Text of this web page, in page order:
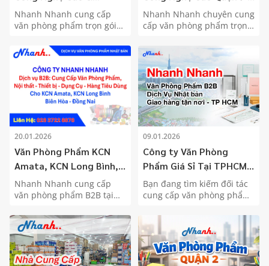
Phường Long Bình (Quận
9)
Nhanh Nhanh cung cấp
văn phòng phẩm trọn gói
Phường Long Bình, TP. Thủ
Đức. Dịch vụ Nhật Bản,
giao hàng miễn phí, đặt
trước 12h giao ngay hôm
sau.
Giao Hàng Miễn Phí Tận
Nơi
Nhanh Nhanh chuyên cung
cấp văn phòng phẩm trọn
Quận 9. Dịch vụ Nhật Bản,
giao hàng miễn phí, hóa
đơn VAT & công nợ linh
hoạt.
20.01.2026
Văn Phòng Phẩm KCN
Amata, KCN Long Bình,
KCN Biên Hòa 1-2, Đồng
Nai
Nhanh Nhanh cung cấp
văn phòng phẩm B2B tại
Long Bình, Đồng Nai. Dịch
vụ Nhật Bản, VAT đầy đủ,
đặt trước 12h giao ngay
hôm sau.
09.01.2026
Công ty Văn Phòng
Phẩm Giá Sỉ Tại TPHCM
– Nhanh Nhanh - Dịch Vụ
Nhật Bản
Bạn đang tìm kiếm đối tác
cung cấp văn phòng phẩm
tại TPHCM? Nhanh Nhanh
mang đến giải pháp văn
phòng phẩm tiêu chuẩn
Nhật Bản với cam kết: Đặt
hàng trước 12h, giao hàng